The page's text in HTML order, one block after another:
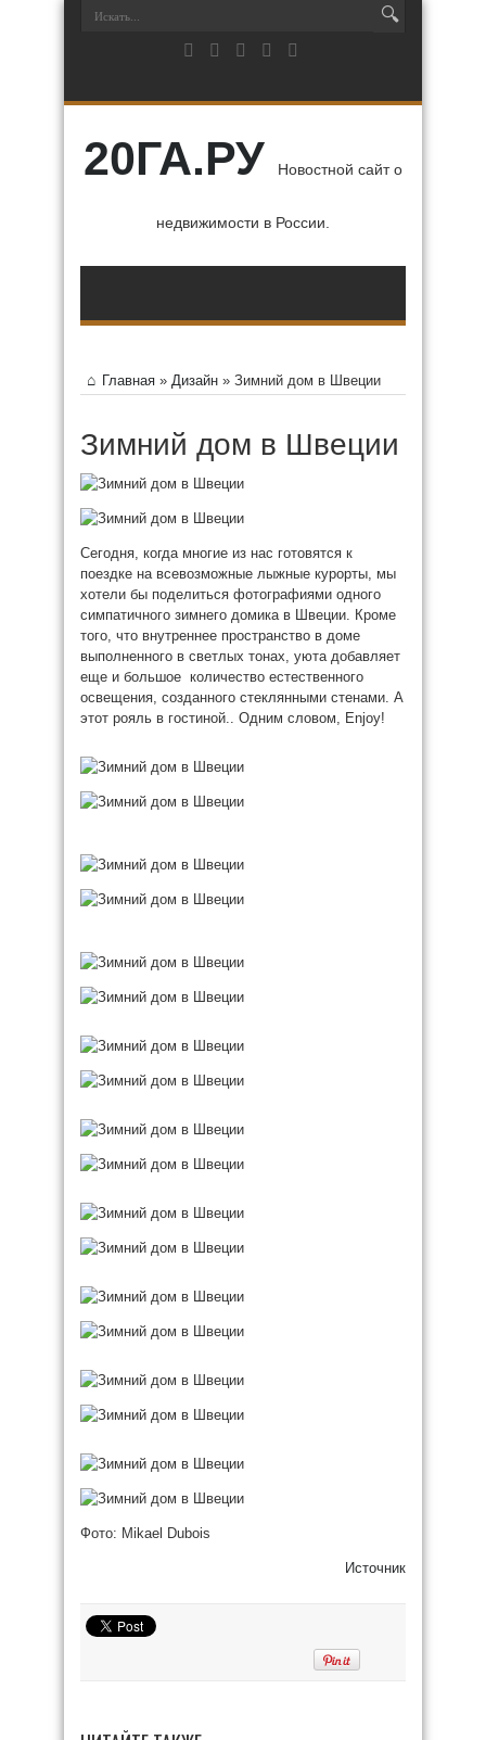
20ГА.РУ Новостной сайт о
недвижимости в России.
Главная » Дизайн » Зимний дом в Швеции
Зимний дом в Швеции
Сегодня, когда многие из нас готовятся к
поездке на всевозможные лыжные курорты, мы
хотели бы поделиться фотографиями одного
симпатичного зимнего домика в Швеции. Кроме
того, что внутреннее пространство в доме
выполненного в светлых тонах, уюта добавляет
еще и большое количество естественного
освещения, созданного стеклянными стенами. А
этот рояль в гостиной.. Одним словом, Enjoy!
Фото: Mikael Dubois
Источник